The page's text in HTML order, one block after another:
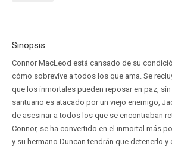
Sinopsis
Connor MacLeod está cansado de su
cómo sobrevive a todos los que ama. Se
que los inmortales pueden reposar en paz, sin
santuario es atacado por un viejo enemigo,
de asesinar a todos los que se encontraban
Connor, se ha convertido en el inmortal más
y su hermano Duncan tendrán que detenerlo y